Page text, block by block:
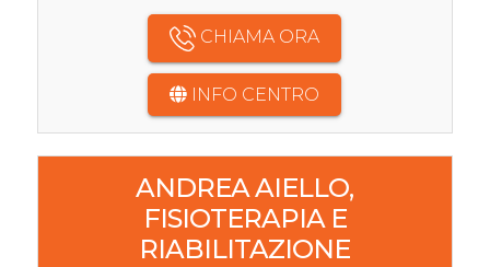
CHIAMA ORA
INFO CENTRO
ANDREA AIELLO,
FISIOTERAPIA E
RIABILITAZIONE